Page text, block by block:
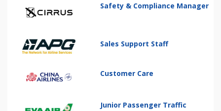
Safety & Compliance Manager
Sales Support Staff
Customer Care
Junior Passenger Traffic